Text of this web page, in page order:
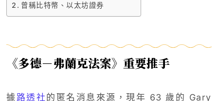
曾稱比特幣、以太坊證券
《多德－弗蘭克法案》重要推手
據 路透社的匿名消息來源，現年 63 歲的 Gary